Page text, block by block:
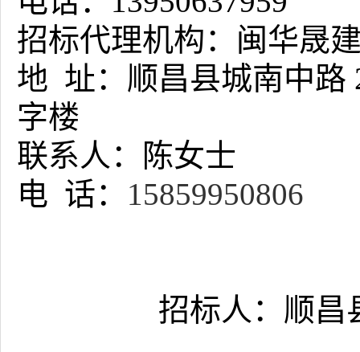
招标代理机构：闽华晟
地 址：顺昌县城南中路
字楼
联系人：陈女士
电 话： 15859950806
招标人：顺昌